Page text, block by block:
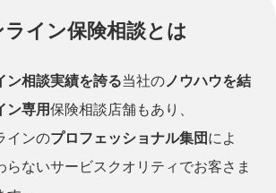
ライン保険相談とは
ン相談実績を誇る当社のノウハウを結
ン専用保険相談店舗もあり、
インのプロフェッショナル集団 によ
らないサービスクオリティでお客さま